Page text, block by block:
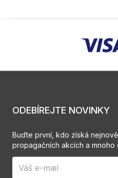
ODEBÍREJTE NOVINKY
Buďte první, kdo získá
propagačních akcích a mnoho